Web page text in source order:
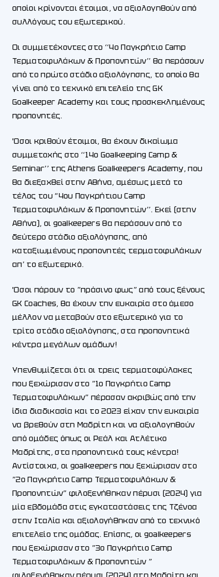
οποίοι κρίνονται έτοιμοι, να αξιολογηθούν από
συλλόγους του εξωτερικού.
Οι συμμετέχοντες στο ‘‘4ο Παγκρήτιο Camp
Τερματοφυλάκων & Προπονητών’’ θα περάσουν
από το πρώτο στάδιο αξιολόγησης, το οποίο θα
γίνει από το τεχνικό επιτελείο της GK
Goalkeeper Academy και τους προσκεκλημένους
προπονητές.
Όσοι κριθούν έτοιμοι, θα έχουν δικαίωμα
συμμετοχής στο ‘‘14ο Goalkeeping Camp &
Seminar’’ της Athens Goalkeepers Academy, που
θα διεξαχθεί στην Αθήνα, αμέσως μετά το
τέλος του “4ου Παγκρήτιου Camp
Τερματοφυλάκων & Προπονητών’’. Εκεί (στην
Αθήνα), οι goalkeepers θα περάσουν από το
δεύτερο στάδιο αξιολόγησης, από
καταξιωμένους προπονητές τερματοφυλάκων
απ’ το εξωτερικό.
Όσοι πάρουν το ”πράσινο φως” από τους ξένους
GK Coaches, θα έχουν την ευκαιρία στο άμεσο
μέλλον να μεταβούν στο εξωτερικό για το
τρίτο στάδιο αξιολόγησης, στα προπονητικά
κέντρα μεγάλων ομάδων!
Υπενθυμίζεται ότι οι τρεις τερματοφύλακες
που ξεχώρισαν στο ”1ο Παγκρήτιο Camp
Τερματοφυλάκων” πέρασαν ακριβώς από την
ίδια διαδικασία και το 2023 είχαν την ευκαιρία
να βρεθούν στη Μαδρίτη και να αξιολογηθούν
από ομάδες όπως οι Ρεάλ και Ατλέτικο
Μαδρίτης, στα προπονητικά τους κέντρα!
Αντίστοιχα, οι goalkeepers που ξεχώρισαν στο
”2ο Παγκρήτιο Camp Τερματοφυλάκων &
Προπονητών” φιλοξενήθηκαν πέρυσι (2024) για
μία εβδομάδα στις εγκαταστάσεις της Τζένοα
στην Ιταλία και αξιολογήθηκαν από το τεχνικό
επιτελείο της ομάδας. Επίσης, οι goalkeepers
που ξεχώρισαν στο ”3ο Παγκρήτιο Camp
Τερματοφυλάκων & Προπονητών ”